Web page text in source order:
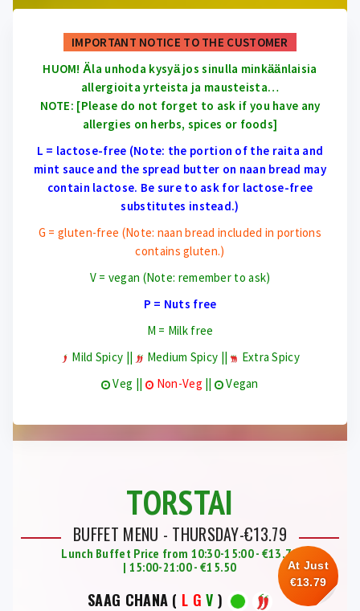
IMPORTANT NOTICE TO THE CUSTOMER
HUOM! Ӓla unhoda kysyӓ jos sinulla minkӓӓnlaisia
allergioita yrteista ja mausteista…
NOTE: [Please do not forget to ask if you have any
allergies on herbs, spices or foods]
L = lactose-free (Note: the portion of the raita and
mint sauce and the spread butter on naan bread may
contain lactose. Be sure to ask for lactose-free
substitutes instead.)
G = gluten-free (Note: naan bread included in portions
contains gluten.)
V = vegan (Note: remember to ask)
P = Nuts free
M = Milk free
Mild Spicy ||
Medium Spicy ||
Extra Spicy
Veg ||
Non-Veg || Vegan
TORSTAI
BUFFET MENU - THURSDAY-€13.79
Lunch Buffet Price from 10:30-15:00 - €13.79
| 15:00-21:00 - €15.50
At Just
€13.79
SAAG CHANA ( L G V )